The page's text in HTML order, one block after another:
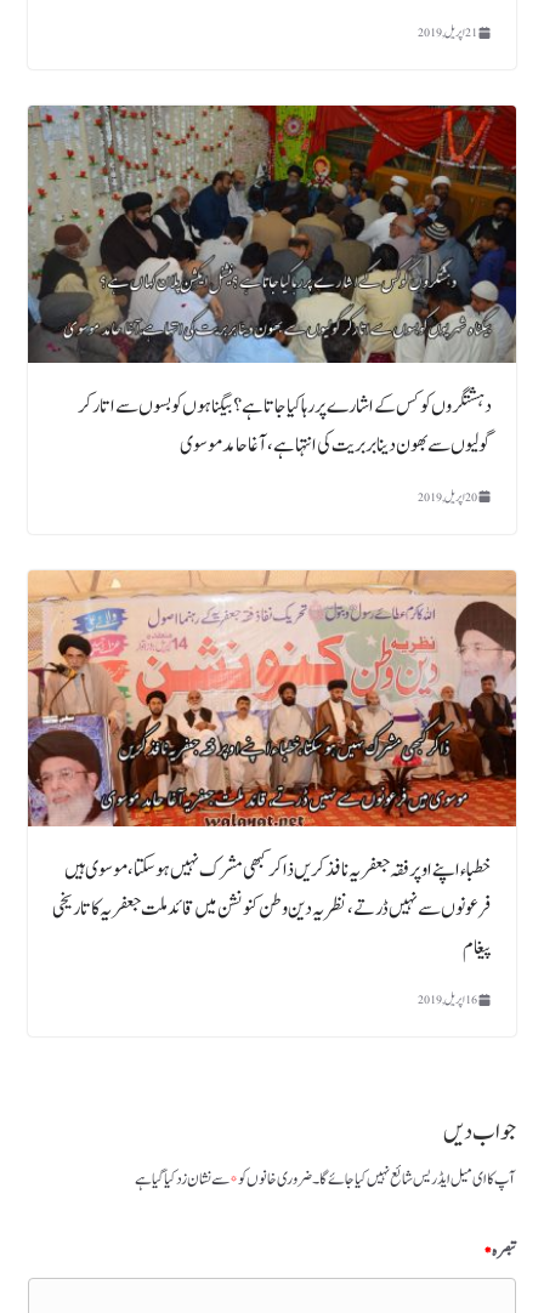
21 اپریل, 2019
دہشتگروں کوکس کے اشارے پررہاکیاجاتاہے ؟ بیگناہوں کوبسوں سے اتارکر
گولیوں سے بھون دینابربریت کی انتہاہے، آغا حامد موسوی
20 اپریل, 2019
خطباء اپنے اوپر فقہ جعفریہ نافذ کریں ذاکر کبھی مشرک نہیں ہو سکتا، موسوی ہیں
فرعونوں سے نہیں ڈرتے، نظریہ دین و طن کنونشن میں قائد ملت جعفریہ کا تاریخی
پیغام
16 اپریل, 2019
جواب دیں
آپ کا ای میل ایڈریس شائع نہیں کیا جائے گا۔ضروری خانوں کو*سے نشان زد کیا گیا ہے
تبصرہ*